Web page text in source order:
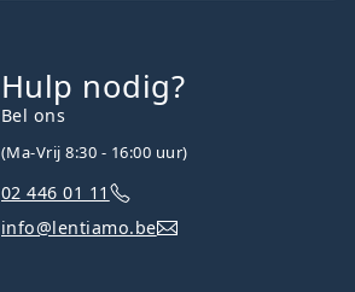
Hulp nodig?
Bel ons
(Ma-Vrij 8:30 - 16:00 uur)
02 446 01 11
info@lentiamo.be